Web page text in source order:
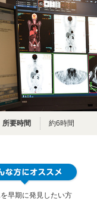
所要時間 約6時間
早期に発見したい方